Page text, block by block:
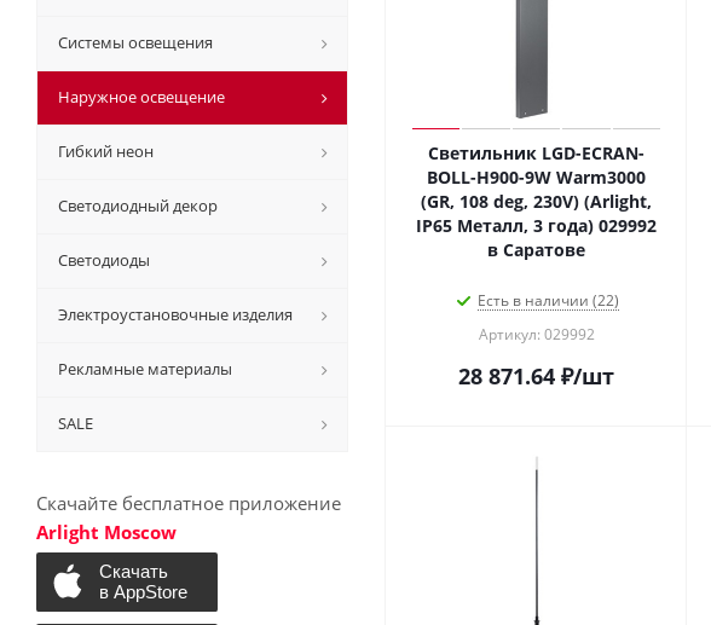
Светильник LGD-ECRAN-
BOLL-H900-9W Warm3000
(GR, 108 deg, 230V) (Arlight,
IP65 Металл, 3 года) 029992
в Саратове
Есть в наличии (22)
Артикул: 029992
28 871.64 ₽/шт
Системы освещения
Наружное освещение
Гибкий неон
Светодиодный декор
Светодиоды
Электроустановочные изделия
Рекламные материалы
SALE
Скачайте бесплатное приложение
Arlight Moscow